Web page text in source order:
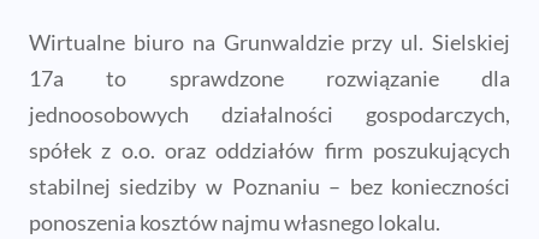
Wirtualne biuro na Grunwaldzie przy ul. Sielskiej
17a to sprawdzone rozwiązanie dla
jednoosobowych działalności gospodarczych,
spółek z o.o. oraz oddziałów firm poszukujących
stabilnej siedziby w Poznaniu – bez konieczności
ponoszenia kosztów najmu własnego lokalu.